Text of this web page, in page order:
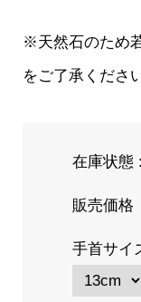
※天然石のため
をご了承ください
在庫状態
販売価格
手首サイ